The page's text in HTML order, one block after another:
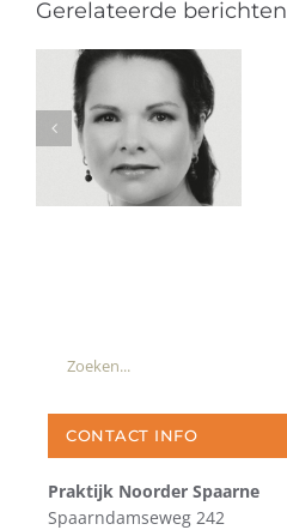
Gerelateerde berichten
Zoeken
CONTACT INFO
Praktijk Noorder Spaarne
Spaarndamseweg 242